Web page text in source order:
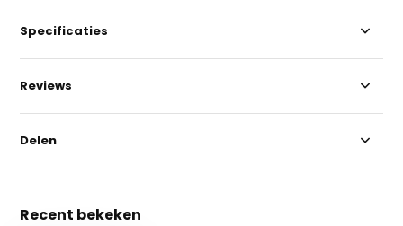
Specificaties
Reviews
Delen
Recent bekeken